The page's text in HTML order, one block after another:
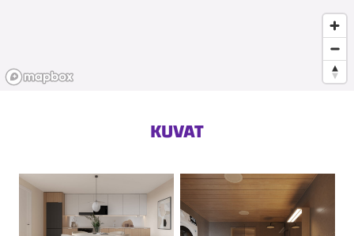
KUVAT